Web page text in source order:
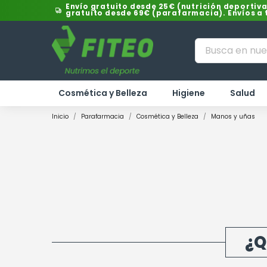
Envío gratuito desde 25€ (nutrición
gratuito desde 69€ (parafarmacia). Envíos a
Cosmética y Belleza Higiene Salud
Inicio Parafarmacia Cosmética y Belleza Manos y uñas